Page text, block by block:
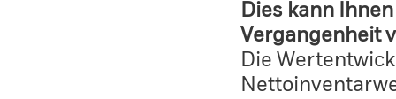
Dies kann
Vergangenheit
Die